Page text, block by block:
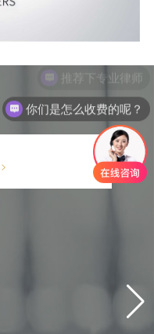
推荐下专业律师
你们是怎么收费的呢？